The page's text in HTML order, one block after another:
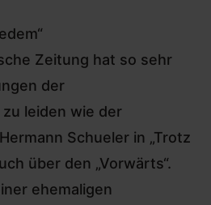
Zeitung hat so sehr
der
leiden wie der
Schueler in „Trotz
über den „Vorwärts“.
ehemaligen